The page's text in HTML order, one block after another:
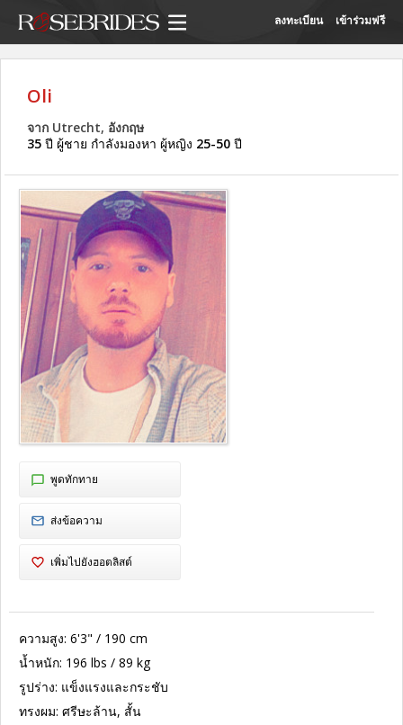
ลงทะเบียน เข้าร่วมฟรี
Oli
จาก Utrecht, อังกฤษ
35 ปี ผู้ชาย กำลังมองหา ผู้หญิง 25-50 ปี
พูดทักทาย
ส่งข้อความ
เพิ่มไปยังฮอตลิสต์
ความสูง: 6'3" / 190 cm
น้ำหนัก: 196 lbs / 89 kg
รูปร่าง: แข็งแรงและกระชับ
ทรงผม: ศรีษะล้าน, สั้น